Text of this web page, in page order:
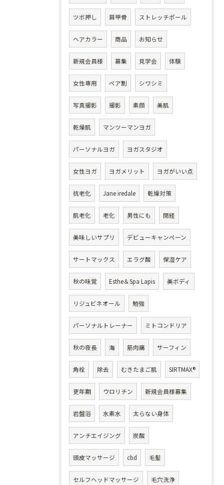
ツボ押し 肩甲骨 ストレッチポール
ヘアカラー 商品 お知らせ
新規会員様 募集 見学会 体験
女性専用 ペア割 シワシミ
写真撮影 撮影 素顔 美肌
乾燥肌 マンツーマンヨガ
パーソナルヨガ ヨガスタジオ
女性ヨガ ヨガメリット ヨガがいい点
抗老化 Jane iredale 乾燥対策
肌老化 老化 男性にも 閉経
美味しいサプリ デビューキャンペーン
サートマックス エラグ酸 保湿ケア
秋の味覚 Esthe＆Spa Lapis 美ボディ
リジュビネオール 勉強
パーソナルトレーナー ミトコンドリア
秋の夜長 海 筋肉痛 サーフィン
角栓 除去 むきたまご肌 SIRTMAX®
更年期 ウロリチン 新規会員様募集
岩盤浴 水素水 太らない身体
アンチエイジング 炭酸
頭皮マッサージ cbd 毛髪
セルフヘッドマッサージ 毛穴洗浄